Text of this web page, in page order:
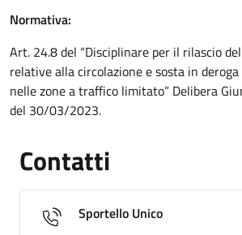
Normativa:
Art. 24.8 del “Disciplinare per il rilascio
relative alla circolazione e sosta in
nelle zone a traffico limitato” Delibera
del 30/03/2023.
Contatti
Sportello Unico